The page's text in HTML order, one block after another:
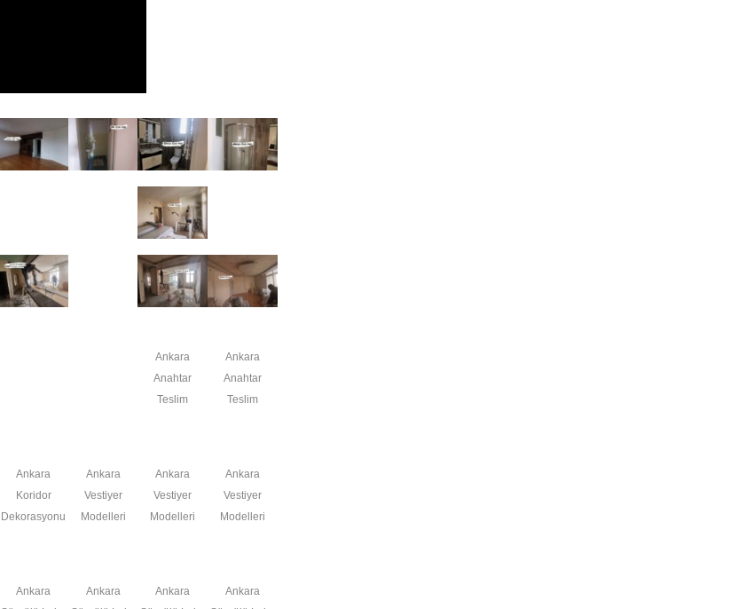
Ankara
Anahtar
Teslim
Ankara
Anahtar
Teslim
Ankara
Koridor
Dekorasyonu
Ankara
Vestiyer
Modelleri
Ankara
Vestiyer
Modelleri
Ankara
Vestiyer
Modelleri
Ankara
Ankara
Ankara
Ankara